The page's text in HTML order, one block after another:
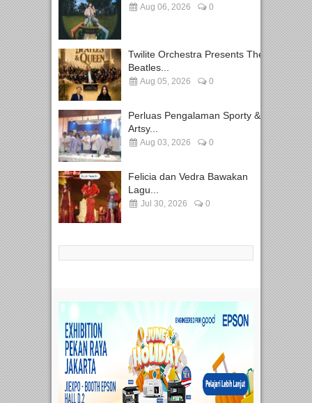
Aug 06, 2026 0
Twilite Orchestra Presents The
Beatles...
Aug 05, 2026 0
Perluas Pengalaman Sporty &
Artsy...
Aug 03, 2026 0
Felicia dan Vedra Bawakan
Lagu...
Jul 30, 2026 0